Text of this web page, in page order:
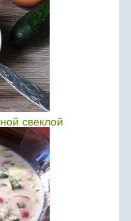
свеклой